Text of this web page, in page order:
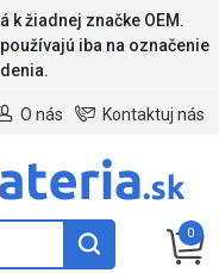
k žiadnej značke OEM.
iba na označenie
Kontaktuj nás
O nás
0